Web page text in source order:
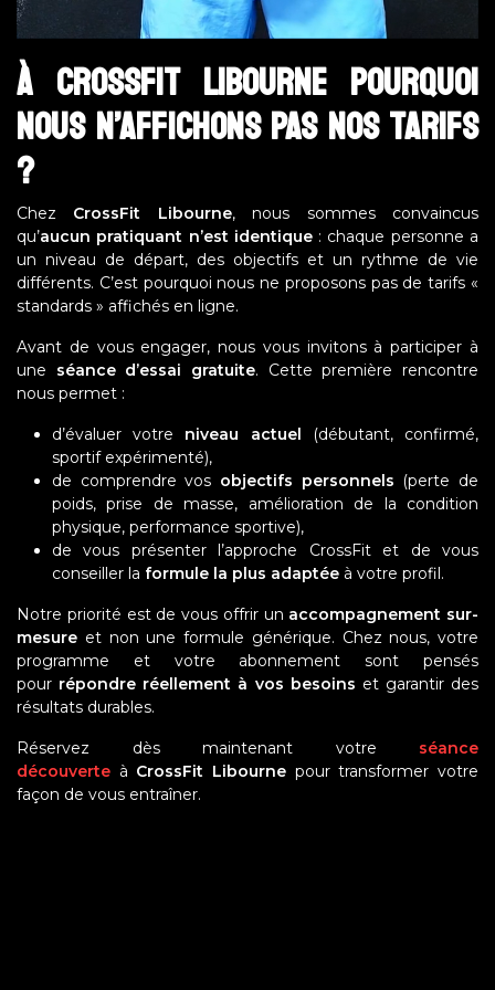
à CrossFit Libourne Pourquoi
nous n’affichons pas nos tarifs
?
Chez CrossFit Libourne, nous sommes convaincus
qu’aucun pratiquant n’est identique: chaque personne a
un niveau de départ, des objectifs et un rythme de vie
différents. C’est pourquoi nous ne proposons pas de tarifs «
standards » affichés en ligne.
Avant de vous engager, nous vous invitons à participer à
une séance d’essai gratuite. Cette première rencontre
nous permet :
d’évaluer votre niveau actuel (débutant, confirmé,
sportif expérimenté),
de comprendre vos objectifs personnels (perte de
poids, prise de masse, amélioration de la condition
physique, performance sportive),
de vous présenter l’approche CrossFit et de vous
conseiller la formule la plus adaptée à votre profil.
Notre priorité est de vous offrir un accompagnement sur-
mesure et non une formule générique. Chez nous, votre
programme et votre abonnement sont pensés
pour répondre réellement à vos besoins et garantir des
résultats durables.
Réservez dès maintenant votre séance
découverte à CrossFit Libourne pour transformer votre
façon de vous entraîner.